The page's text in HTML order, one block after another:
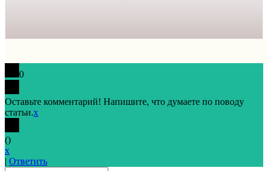
0
Оставьте комментарий! Напишите, что думаете по поводу
статьи.x
()
x
| Ответить